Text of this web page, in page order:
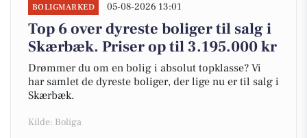
BOLIGMARKED 05-08-2026 13:01
Top 6 over dyreste boliger til salg i
Skærbæk. Priser op til 3.195.000 kr
Drømmer du om en bolig i absolut topklasse? Vi
har samlet de dyreste boliger, der lige nu er til salg i
Skærbæk.
Kilde: Boliga